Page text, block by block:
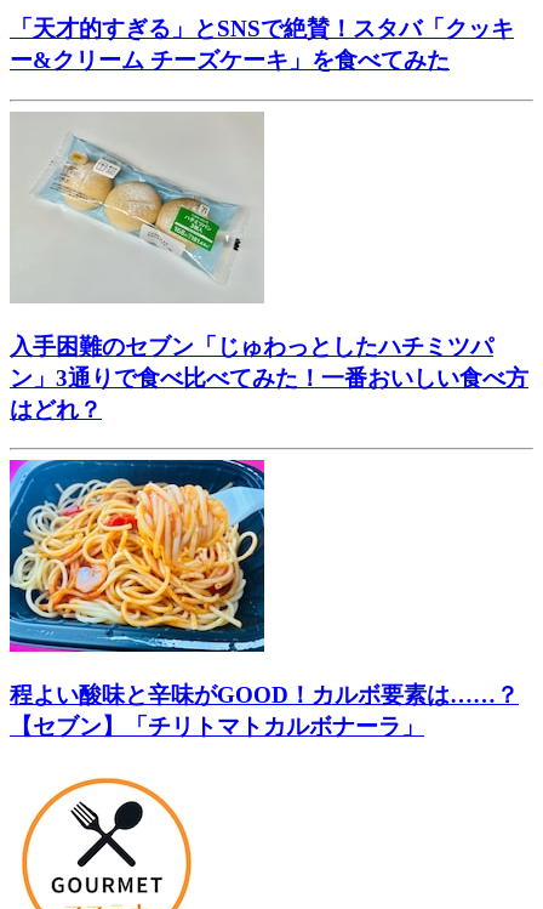
「天才的すぎる」とSNSで絶賛！スタバ「クッキ
ー&クリーム チーズケーキ」を食べてみた
入手困難のセブン「じゅわっとしたハチミツパ
ン」3通りで食べ比べてみた！一番おいしい食べ方
はどれ？
程よい酸味と辛味がGOOD！カルボ要素は……？
【セブン】「チリトマトカルボナーラ」